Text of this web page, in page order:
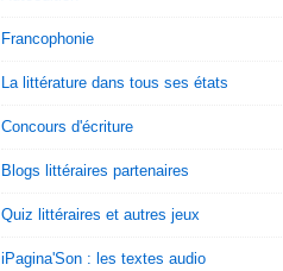
Francophonie
La littérature dans tous ses états
Concours d'écriture
Blogs littéraires partenaires
Quiz littéraires et autres jeux
iPagina'Son : les textes audio